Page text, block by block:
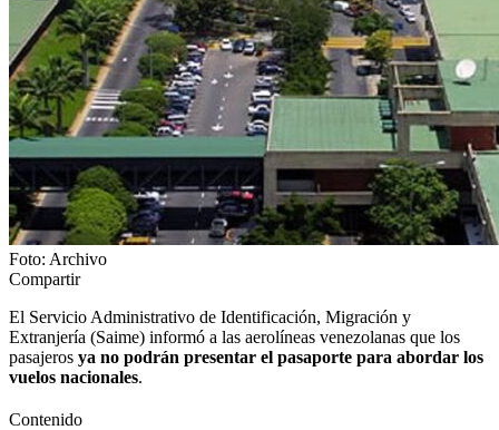
Foto: Archivo
Compartir
El Servicio Administrativo de Identificación, Migración y
Extranjería (Saime) informó a las aerolíneas venezolanas que los
pasajeros ya no podrán presentar el pasaporte para abordar los
vuelos nacionales.
Contenido